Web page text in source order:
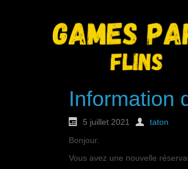
Information
5 juillet 2021
taton
Bonjour.
Vous avez une nouvelle